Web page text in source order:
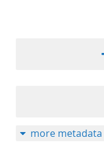
more metadata